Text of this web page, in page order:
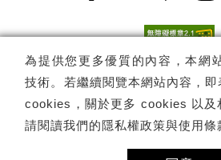
為提供您更多優質的內容，本網
技術。若繼續閱覽本網站內容，
cookies，關於更多 cookies 以及
請閱讀我們的隱私權政策與使用條
電子報訂閱
Copyright © 國家表演藝術中心 -衛武營國